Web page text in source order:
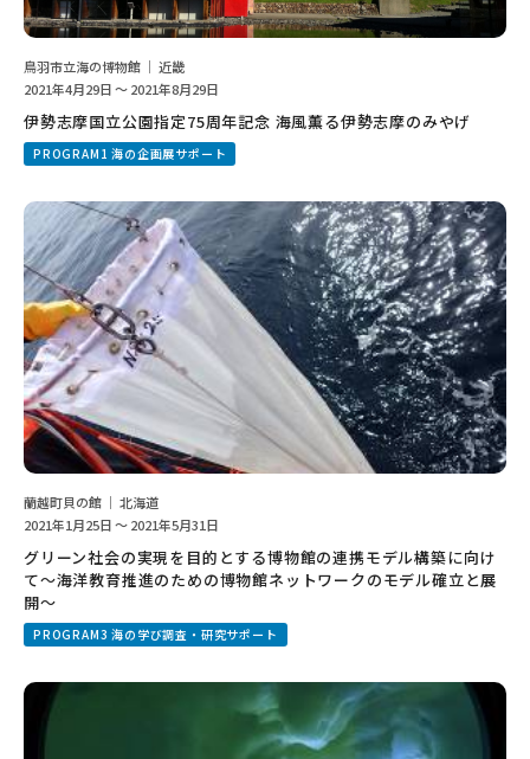
鳥羽市立海の博物館 ｜ 近畿
2021年4月29日 ～ 2021年8月29日
伊勢志摩国立公園指定75周年記念 海風薫る伊勢志摩のみやげ
PROGRAM1 海の企画展サポート
蘭越町貝の館 ｜ 北海道
2021年1月25日 ～ 2021年5月31日
グリーン社会の実現を目的とする博物館の連携モデル構築に向け
て～海洋教育推進のための博物館ネットワークのモデル確立と展
開～
PROGRAM3 海の学び調査・研究サポート